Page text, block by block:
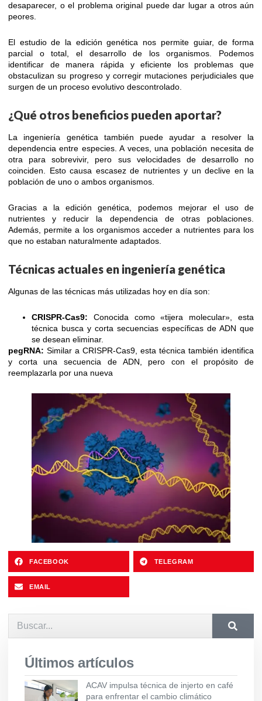
desaparecer, o el problema original puede dar lugar a otros aún
peores.
El estudio de la edición genética nos permite guiar, de forma
parcial o total, el desarrollo de los organismos. Podemos
identificar de manera rápida y eficiente los problemas que
obstaculizan su progreso y corregir mutaciones perjudiciales que
surgen de un proceso evolutivo descontrolado.
¿Qué otros beneficios pueden aportar?
La ingeniería genética también puede ayudar a resolver la
dependencia entre especies. A veces, una población necesita de
otra para sobrevivir, pero sus velocidades de desarrollo no
coinciden. Esto causa escasez de nutrientes y un declive en la
población de uno o ambos organismos.
Gracias a la edición genética, podemos mejorar el uso de
nutrientes y reducir la dependencia de otras poblaciones.
Además, permite a los organismos acceder a nutrientes para los
que no estaban naturalmente adaptados.
Técnicas actuales en ingeniería genética
Algunas de las técnicas más utilizadas hoy en día son:
CRISPR-Cas9: Conocida como «tijera molecular», esta
técnica busca y corta secuencias específicas de ADN que
se desean eliminar.
pegRNA: Similar a CRISPR-Cas9, esta técnica también identifica
y corta una secuencia de ADN, pero con el propósito de
reemplazarla por una nueva
FACEBOOK TELEGRAM
EMAIL
Últimos artículos
ACAV impulsa técnica de injerto en café
para enfrentar el cambio climático